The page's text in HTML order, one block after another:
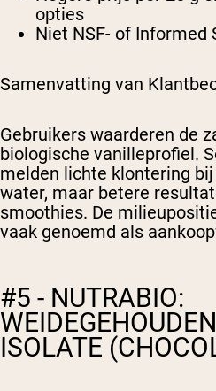
opties
Niet NSF- of Informed
Samenvatting van
Gebruikers waarderen de
biologische vanilleprofiel.
melden lichte klontering
water, maar betere
smoothies. De
vaak genoemd als
#5 - NUTRABIO:
ISOLATE